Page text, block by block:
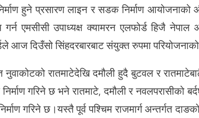
हुने प्रसारण लाइन र सडक निर्माण आयोजनाको
गर्न एमसीसी उपाध्यक्ष क्यामरन एलफोर्ड हिजै
आज दिउँसो सिंहदरबारबाट संयुक्त रुपमा
नुवाकोटको रातमाटेदेखि दमौली हुदै बुटवल र
गरिने छ भने रातमाटे, दमौली र नवलपरासीको
गरिने छ।यस्तै पूर्व पश्चिम राजमार्ग अन्तर्गत